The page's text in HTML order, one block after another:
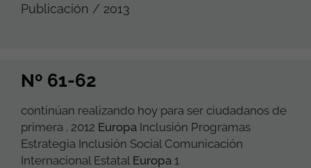
Publicación / 2013
Nº 61-62
continúan realizando hoy para ser ciudadanos de
primera . 2012 Europa Inclusión Programas
Estrategia Inclusión Social Comunicación
Internacional Estatal Europa 1